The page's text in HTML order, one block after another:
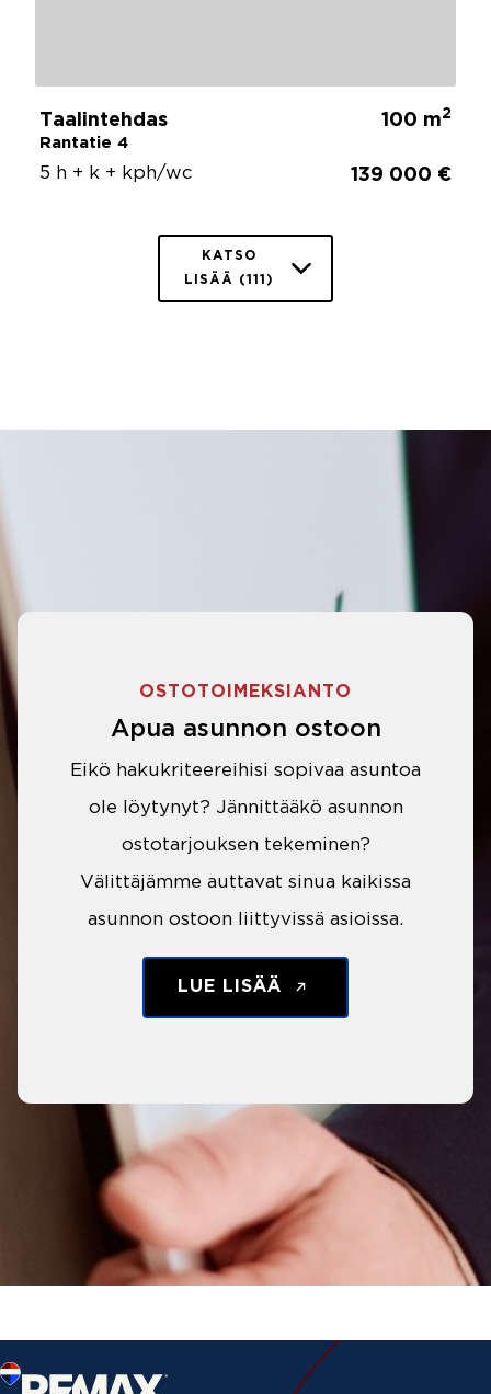
Taalintehdas
Rantatie 4
100 m2
5 h + k + kph/wc 139 000 €
KATSO
LISÄÄ (111)
OSTOTOIMEKSIANTO
Apua asunnon ostoon
Eikö hakukriteereihisi sopivaa asuntoa
ole löytynyt? Jännittääkö asunnon
ostotarjouksen tekeminen?
Välittäjämme auttavat sinua kaikissa
asunnon ostoon liittyvissä asioissa.
LUE LISÄÄ